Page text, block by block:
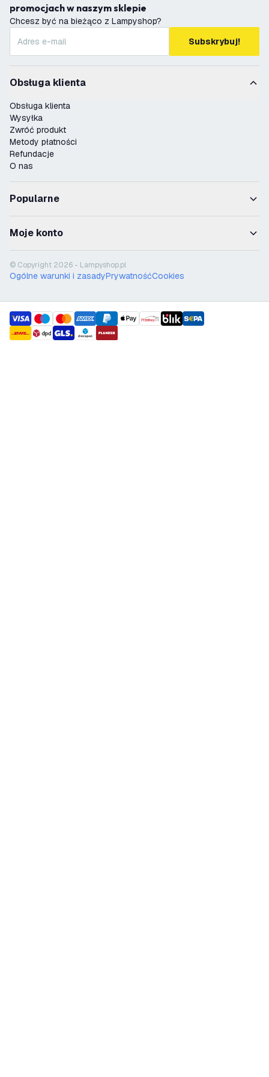
promocjach w naszym sklepie
Chcesz być na bieżąco z Lampyshop?
Subskrybuj!
Obsługa klienta
Obsługa klienta
Wysyłka
Zwróć produkt
Metody płatności
Refundacje
O nas
Popularne
Moje konto
© Copyright 2026 - Lampyshop.pl
Ogólne warunki i zasadyPrywatnośćCookies
payment methods
shipment methods